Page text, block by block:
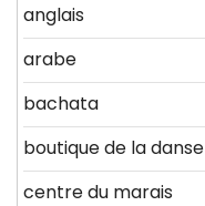
anglais
arabe
bachata
boutique de la danse
centre du marais